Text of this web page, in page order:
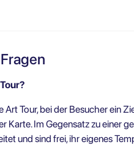
Art Tour, bei der Besucher ein
Karte. Im Gegensatz zu einer
und sind frei, ihr eigenes